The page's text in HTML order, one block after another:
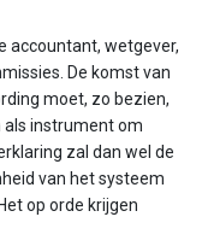
accountant, wetgever,
De komst van
moet, zo bezien,
als instrument om
zal dan wel de
van het systeem
op orde krijgen